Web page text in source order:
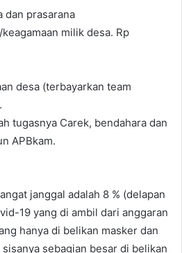
dan prasarana
milik desa. Rp
desa (terbayarkan team
tugasnya Carek, bendahara dan
APBkam.
janggal adalah 8 % (delapan
19 yang di ambil dari anggaran
hanya di belikan masker dan
sebagian besar di belikan